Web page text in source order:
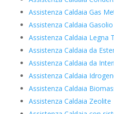
Assistenza Caldaia Gas
Assistenza Caldaia
Assistenza Caldaia Legna
Assistenza Caldaia da
Assistenza Caldaia da
Assistenza Caldaia
Assistenza Caldaia
Assistenza Caldaia Zeolite